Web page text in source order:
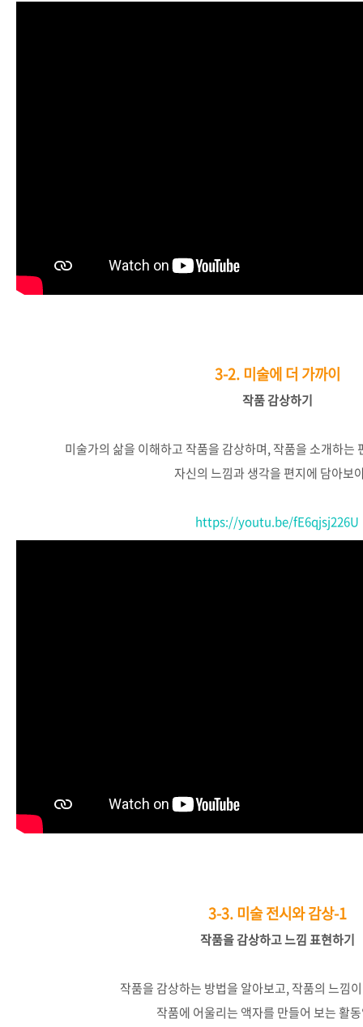
3-2.미술에 더 가까이
작품감상하기
미술가의 삶을 이해하고 작품을 감상하며, 작품을소개하는
자신의 느낌과생각을 편지에 담아보
https://youtu.be/fE6qjsj226U
3-3.미술 전시와 감상-1
작품을감상하고느낌표현하기
작품을 감상하는 방법을 알아보고, 작품의 느낌
작품에 어울리는 액자를 만들어 보는 활